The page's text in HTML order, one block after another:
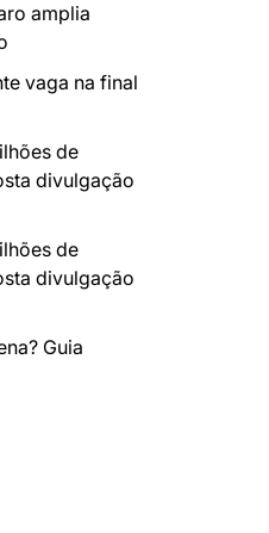
amplia
vaga na final
de
divulgação
de
divulgação
Guia